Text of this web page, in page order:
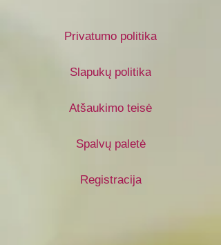
Privatumo politika
Slapukų politika
Atšaukimo teisė
Spalvų paletė
Registracija